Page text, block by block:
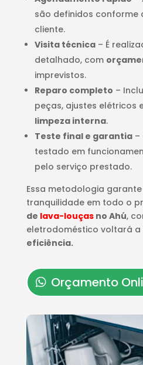
são definidos conforme
cliente.
Visita técnica– É
detalhado, com
imprevistos.
Reparo completo –
peças, ajustes elétricos
limpeza interna.
Teste final e garantia–
testado em
pelo serviço prestado.
Essa metodologia
tranquilidade em todo o
de lava-louçasno Ahú,
eletrodoméstico voltará
eficiência.
Orçamento